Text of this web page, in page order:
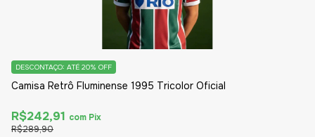
Camisa Retrô Fluminense 1995 Tricolor Oficial
R$289,90
DESCONTAÇO: ATÉ 20% OFF
R$242,91 com Pix